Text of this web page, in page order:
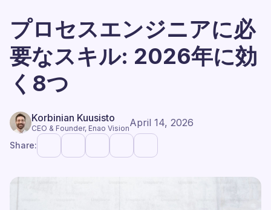
プロセスエンジニアに必
要なスキル: 2026年に効
く8つ
Korbinian Kuusisto
CEO & Founder, Enao VisionApril 14, 2026
Share: